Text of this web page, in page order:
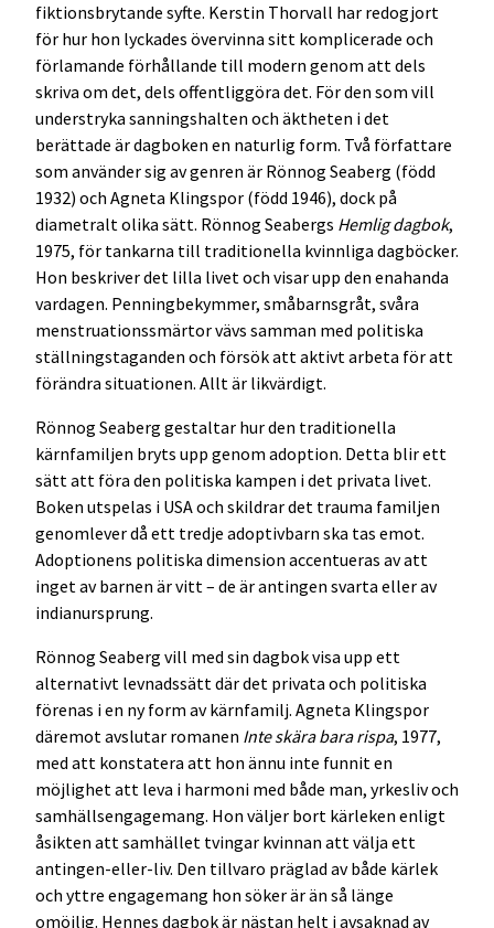
fiktionsbrytande syfte. Kerstin Thorvall har redogjort
för hur hon lyckades övervinna sitt komplicerade och
förlamande förhållande till modern genom att dels
skriva om det, dels offentliggöra det. För den som vill
understryka sanningshalten och äktheten i det
berättade är dagboken en naturlig form. Två författare
som använder sig av genren är Rönnog Seaberg (född
1932) och Agneta Klingspor (född 1946), dock på
diametralt olika sätt. Rönnog Seabergs Hemlig dagbok,
1975, för tankarna till traditionella kvinnliga dagböcker.
Hon beskriver det lilla livet och visar upp den enahanda
vardagen. Penningbekymmer, småbarnsgråt, svåra
menstruationssmärtor vävs samman med politiska
ställningstaganden och försök att aktivt arbeta för att
förändra situationen. Allt är likvärdigt.
Rönnog Seaberg gestaltar hur den traditionella
kärnfamiljen bryts upp genom adoption. Detta blir ett
sätt att föra den politiska kampen i det privata livet.
Boken utspelas i USA och skildrar det trauma familjen
genomlever då ett tredje adoptivbarn ska tas emot.
Adoptionens politiska dimension accentueras av att
inget av barnen är vitt – de är antingen svarta eller av
indianursprung.
Rönnog Seaberg vill med sin dagbok visa upp ett
alternativt levnadssätt där det privata och politiska
förenas i en ny form av kärnfamilj. Agneta Klingspor
däremot avslutar romanen Inte skära bara rispa, 1977,
med att konstatera att hon ännu inte funnit en
möjlighet att leva i harmoni med både man, yrkesliv och
samhällsengagemang. Hon väljer bort kärleken enligt
åsikten att samhället tvingar kvinnan att välja ett
antingen-eller-liv. Den tillvaro präglad av både kärlek
och yttre engagemang hon söker är än så länge
omöjlig. Hennes dagbok är nästan helt i avsaknad av